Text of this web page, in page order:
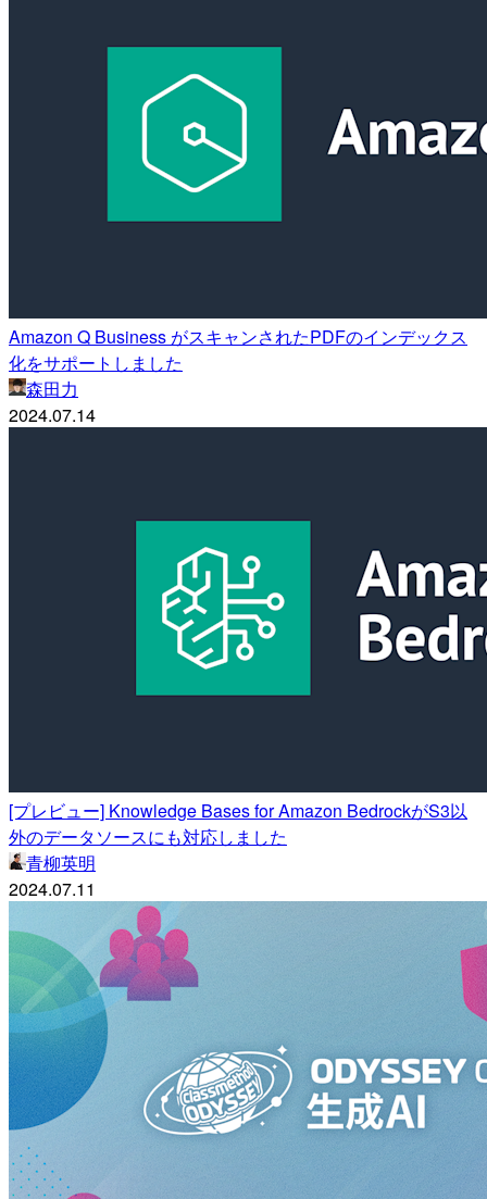
Amazon Q Business がスキャンされたPDFのインデックス
化をサポートしました
森田力
2024.07.14
[プレビュー] Knowledge Bases for Amazon BedrockがS3以
外のデータソースにも対応しました
青柳英明
2024.07.11